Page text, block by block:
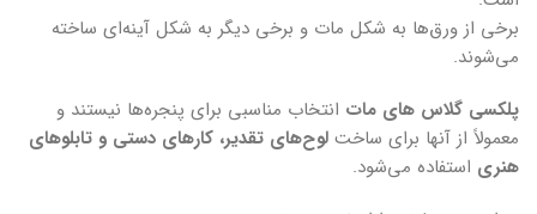
برخی از ورق‌ها به شکل مات و برخی دیگر به شکل آینه‌ای ساخته
می‌شوند.
پلکسی گلاس های مات انتخاب مناسبی برای پنجره‌ها نیستند و
معمولاً از آنها برای ساخت لوح‌های تقدیر، کارهای دستی و تابلوهای
هنری استفاده می‌شود.